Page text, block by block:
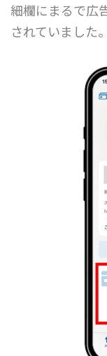
細欄にまるで広
されていました。